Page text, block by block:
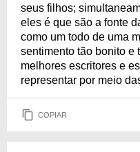
seus filhos;
eles é que são a fonte
como um todo de uma
sentimento tão bonito e
melhores escritores e
representar por meio
COPIAR